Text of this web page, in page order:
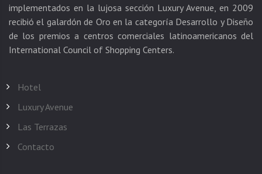
implementados en la lujosa sección Luxury Avenue, en 2009
recibió el galardón de Oro en la categoría Desarrollo y Diseño
de los premios a centros comerciales latinoamericanos del
Hotel
Luxury Avenue
Las Terrazas
Contacto